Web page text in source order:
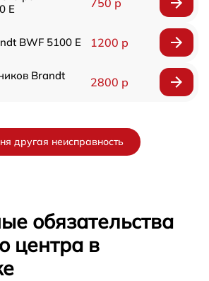
E
750 р
BWF 5100 E 1200 р
Brandt
2800 р
другая неисправность
обязательства
центра в